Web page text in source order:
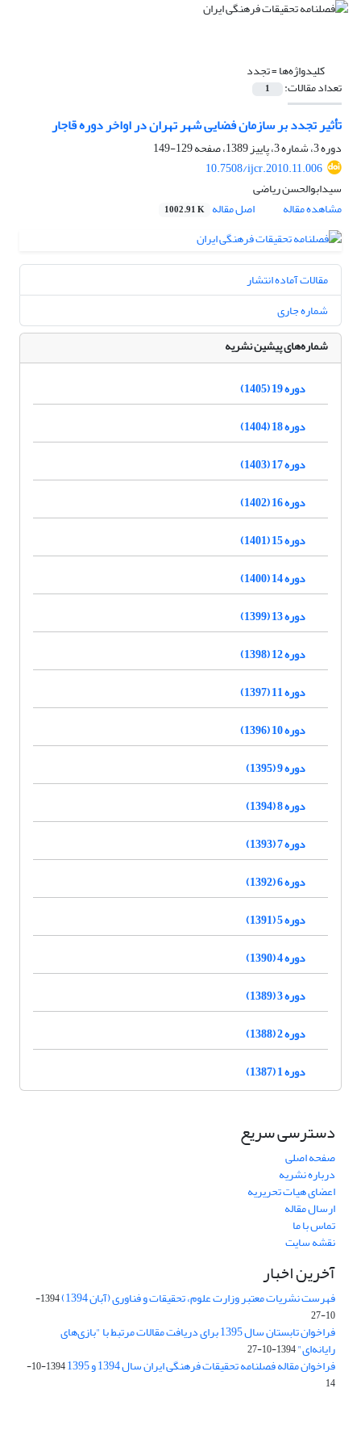
کلیدواژه‌ها =تجدد
تعداد مقالات: 1
تأثیر تجدد بر سازمان فضایی شهر تهران در اواخر دوره قاجار
دوره 3، شماره 3، پاییز 1389، صفحه
129-149
10.7508/ijcr.2010.11.006
سیدابوالحسن ریاضی
مشاهده مقاله
اصل مقاله 1002.91 K
مقالات آماده انتشار
شماره جاری
شماره‌های پیشین نشریه
دوره 19 (1405)
دوره 18 (1404)
دوره 17 (1403)
دوره 16 (1402)
دوره 15 (1401)
دوره 14 (1400)
دوره 13 (1399)
دوره 12 (1398)
دوره 11 (1397)
دوره 10 (1396)
دوره 9 (1395)
دوره 8 (1394)
دوره 7 (1393)
دوره 6 (1392)
دوره 5 (1391)
دوره 4 (1390)
دوره 3 (1389)
دوره 2 (1388)
دوره 1 (1387)
دسترسی سریع
صفحه اصلی
درباره نشریه
اعضای هیات تحریریه
ارسال مقاله
تماس با ما
نقشه سایت
آخرین اخبار
فهرست نشریات معتبر وزارت علوم، تحقیقات و فناوری (آبان 1394)
1394-
10-27
فراخوان تابستان سال 1395 برای دریافت مقالات مرتبط با "بازی‌های
رایانه‌ای"1394-10-27
فراخوان مقاله فصلنامه تحقیقات فرهنگی ایران سال 1394 و 1395
1394-10-
14